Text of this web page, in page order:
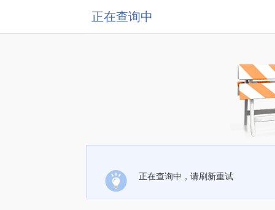
正在查询中
正在查询中，请刷新重试